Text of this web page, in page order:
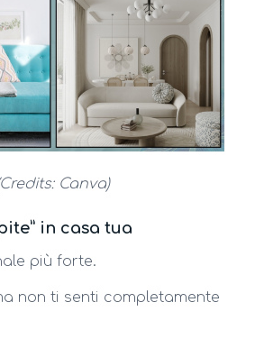
Canva)
in casa tua
più forte.
non ti senti completamente